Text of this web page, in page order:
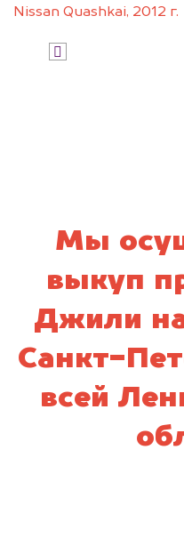
Nissan Quashkai, 2012 г.
Мы
выкуп
Джили на
Санкт-
всей